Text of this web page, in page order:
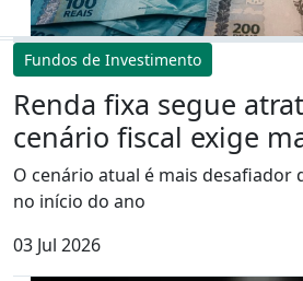
Fundos de Investimento
Renda fixa segue
cenário fiscal exige
O cenário atual é mais desafiador
no início do ano
03 Jul 2026